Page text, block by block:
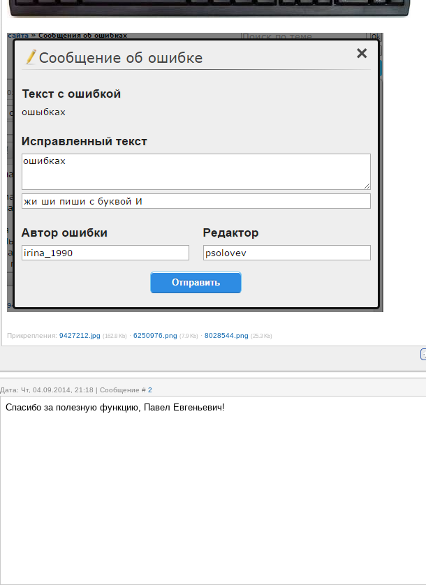
Прикрепления: 9427212.jpg (162.8 Kb) · 6250976.png (7.9 Kb) · 8028544.png (25.3 Kb)
Дата: Чт, 04.09.2014, 21:18 | Сообщение # 2
Спасибо за полезную функцию, Павел Евгеньевич!